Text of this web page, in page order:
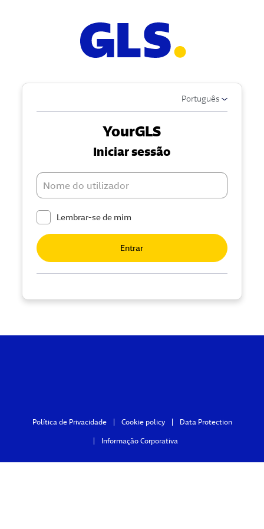
Português
YourGLS
Iniciar sessão
Nome do utilizadorabc
Lembrar-se de mim
Entrar
Política de Privacidade Cookie policy Data Protection
Informação Corporativa